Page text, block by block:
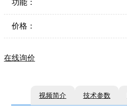
功能：
价格：
在线询价
视频简介 技术参数